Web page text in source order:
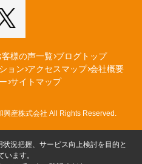
客様の声一覧 ブログトップ
ョン アクセスマップ 会社概要
サイトマップ
産株式会社 All Rights Reserved.
況把握、サービス向上検討を目的と
ます。